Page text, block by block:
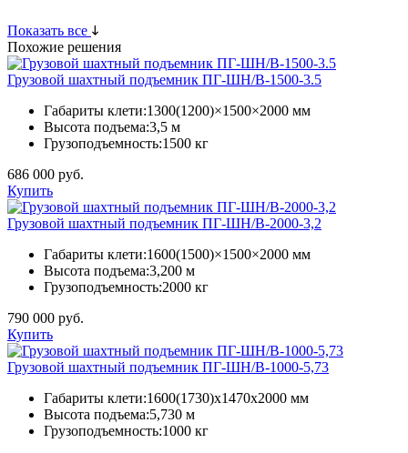
Показать все
Похожие решения
Грузовой шахтный подъемник ПГ-ШН/В-1500-3.5
Габариты клети:1300(1200)×1500×2000 мм
Высота подъема:3,5 м
Грузоподъемность:1500 кг
686 000 руб.
Купить
Грузовой шахтный подъемник ПГ-ШН/В-2000-3,2
Габариты клети:1600(1500)×1500×2000 мм
Высота подъема:3,200 м
Грузоподъемность:2000 кг
790 000 руб.
Купить
Грузовой шахтный подъемник ПГ-ШН/В-1000-5,73
Габариты клети:1600(1730)х1470х2000 мм
Высота подъема:5,730 м
Грузоподъемность:1000 кг